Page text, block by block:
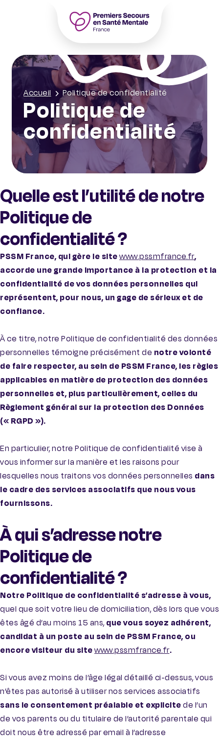
Accueil Politique de confidentialité
Politique de
confidentialité
Quelle est l’utilité de notre
Politique de
confidentialité ?
PSSM France, qui gère le sitewww.pssmfrance.fr,
accorde une grande importance à la protection et la
confidentialité de vos données personnelles qui
représentent, pour nous, un gage de sérieux et de
confiance.
À ce titre, notre Politique de confidentialité des données
personnelles témoigne précisément de notre volonté
de faire respecter, au sein de PSSM France, les règles
applicables en matière de protection des données
personnelles et, plus particulièrement, celles du
Règlement général sur la protection des Données
(« RGPD »).
En particulier, notre Politique de confidentialité vise à
vous informer sur la manière et les raisons pour
lesquelles nous traitons vos données personnelles dans
le cadre des services associatifs que nous vous
fournissons.
À qui s’adresse notre
Politique de
confidentialité ?
Notre Politique de confidentialité s’adresse à vous,
quel que soit votre lieu de domiciliation, dès lors que vous
êtes âgé d’au moins 15 ans,que vous soyez adhérent,
candidat à un poste au sein de PSSM France, ou
encore visiteur du sitewww.pssmfrance.fr.
Si vous avez moins de l’âge légal détaillé ci-dessus, vous
n’êtes pas autorisé à utiliser nos services associatifs
sans le consentement préalable et explicitede l’un
de vos parents ou du titulaire de l’autorité parentale qui
doit nous être adressé par email à l’adresse